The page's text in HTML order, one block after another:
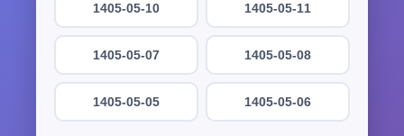
1405-05-11
1405-05-10
1405-05-08
1405-05-07
1405-05-06
1405-05-05